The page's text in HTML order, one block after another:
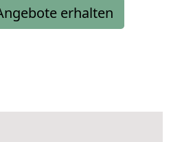
erhalten